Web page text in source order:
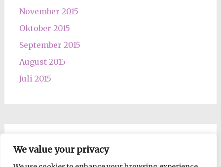
We value your privacy
November 2015
Oktober 2015
September 2015
August 2015
Juli 2015
Los Mopsdame, such!